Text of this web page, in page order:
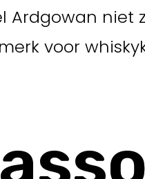
Ardgowan niet
voor